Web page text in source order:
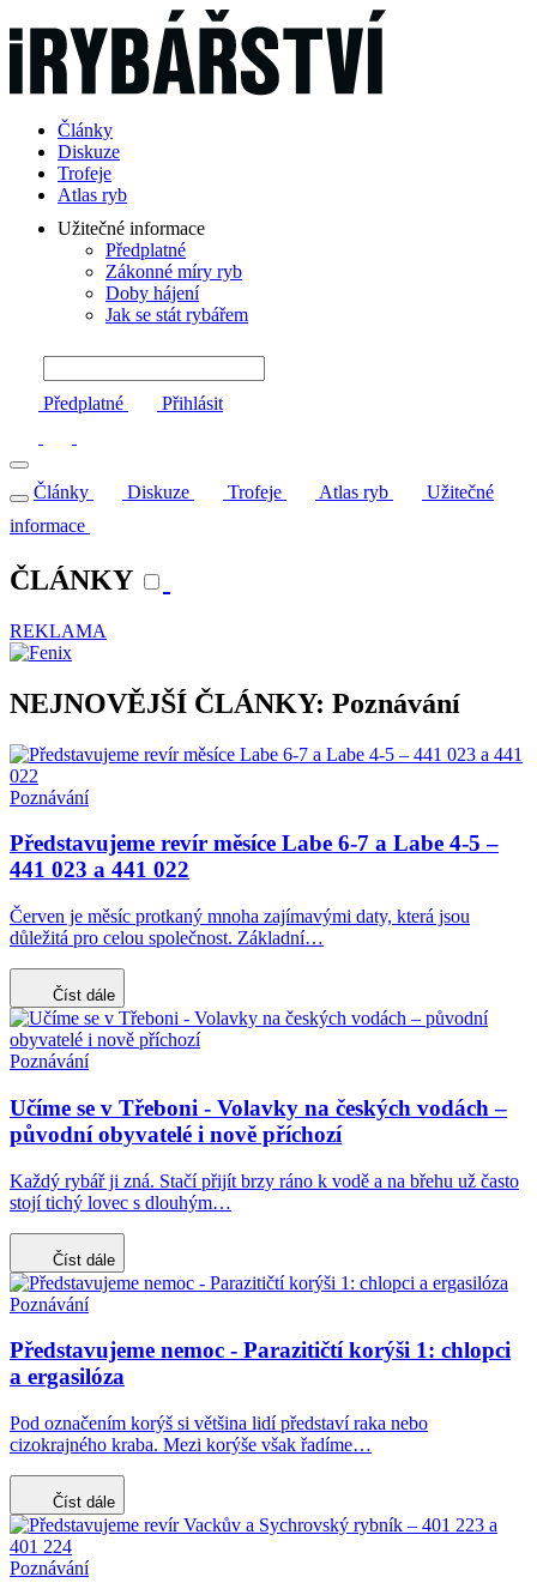
Články
Diskuze
Trofeje
Atlas ryb
Užitečné informace
Předplatné
Zákonné míry ryb
Doby hájení
Jak se stát rybářem
Předplatné Přihlásit
Články Diskuze Trofeje Atlas ryb
Užitečné
informace
ČLÁNKY
REKLAMA
NEJNOVĚJŠÍ ČLÁNKY: Poznávání
Poznávání
Představujeme revír měsíce Labe 6-7 a Labe 4-5 –
441 023 a 441 022
Červen je měsíc protkaný mnoha zajímavými daty, která jsou
důležitá pro celou společnost. Základní…
Číst dále
Poznávání
Učíme se v Třeboni - Volavky na českých vodách –
původní obyvatelé i nově příchozí
Každý rybář ji zná. Stačí přijít brzy ráno k vodě a na břehu už často
stojí tichý lovec s dlouhým…
Číst dále
Poznávání
Představujeme nemoc - Parazitičtí korýši 1: chlopci
a ergasilóza
Pod označením korýš si většina lidí představí raka nebo
cizokrajného kraba. Mezi korýše však řadíme…
Číst dále
Poznávání